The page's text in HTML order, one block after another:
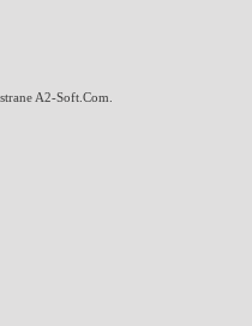
A2-Soft.Com.